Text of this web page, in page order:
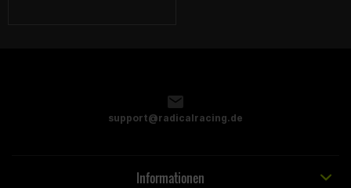
support@radicalracing.de
Informationen